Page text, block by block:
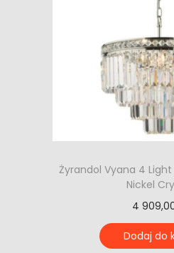
Żyrandol Vyana 4
Nickel
4
Dodaj do